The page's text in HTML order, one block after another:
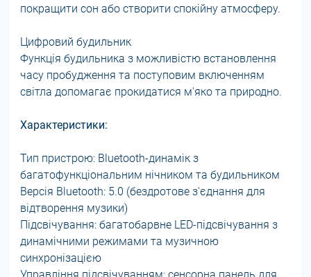
покращити сон або створити спокійну атмосферу.
Цифровий будильник
Функція будильника з можливістю встановлення
часу пробудження та поступовим включенням
світла допомагає прокидатися м'яко та природно.
Характеристики:
Тип пристрою: Bluetooth-динамік з
багатофункціональним нічником та будильником
Версія Bluetooth: 5.0 (бездротове з'єднання для
відтворення музики)
Підсвічування: багатобарвне LED-підсвічування з
динамічними режимами та музичною
синхронізацією